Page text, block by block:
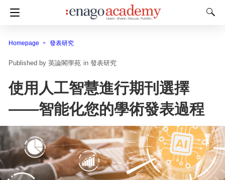
Homepage 發表研究
英論閣學苑 in 發表研究
使用人工智慧進行期刊選擇
——智能化您的學術發表過程